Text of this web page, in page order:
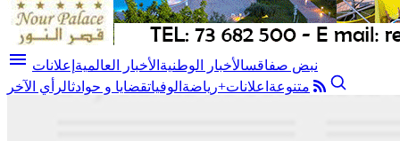
menu نبض صفاقسالأخبار الوطنية الأخبار العالمية إعلانات
متنوعة اعلانات+رياضة الوفياتقضايا و حوادثالرأي الآخر